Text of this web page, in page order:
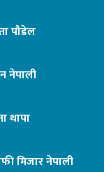
मिजार नेपाली